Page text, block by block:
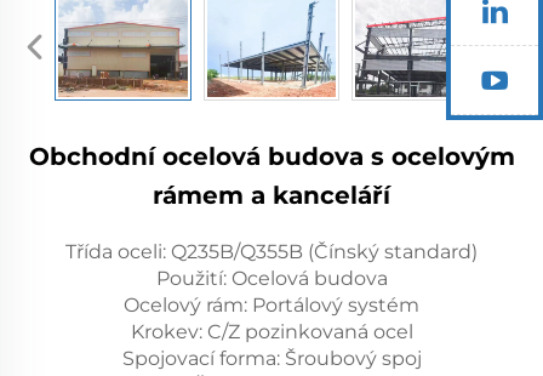
Obchodní ocelová budova s ocelovým
rámem a kanceláří
Třída oceli: Q235B/Q355B (Čínský standard)
Použití: Ocelová budova
Ocelový rám: Portálový systém
Krokev: C/Z pozinkovaná ocel
Spojovací forma: Šroubový spoj